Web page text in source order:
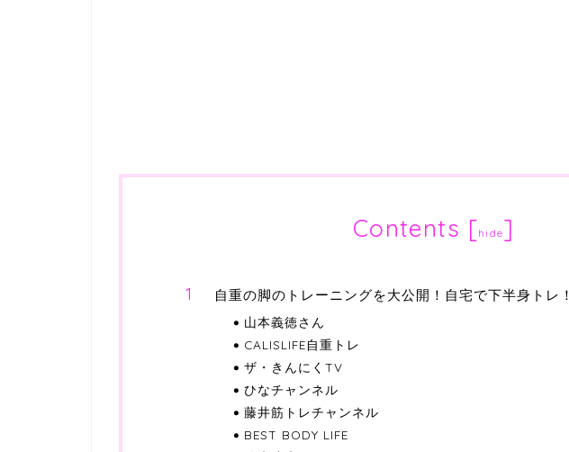
Contents [hide]
自重の脚のトレーニングを大公開！自宅で下半身トレ！
山本義徳さん
CALISLIFE自重トレ
ザ・きんにくTV
ひなチャンネル
藤井筋トレチャンネル
BEST BODY LIFE